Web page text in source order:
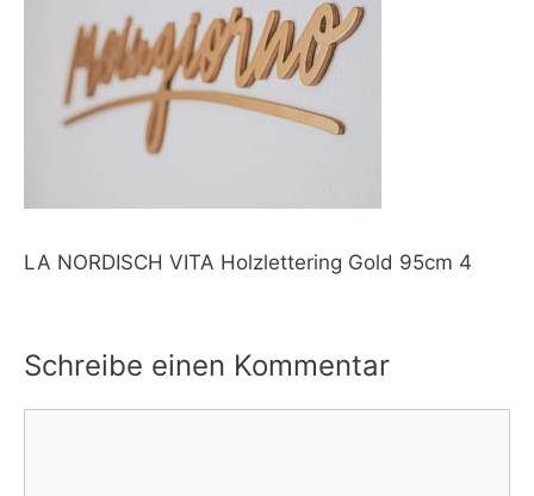
LA NORDISCH VITA Holzlettering Gold 95cm 4
Schreibe einen Kommentar